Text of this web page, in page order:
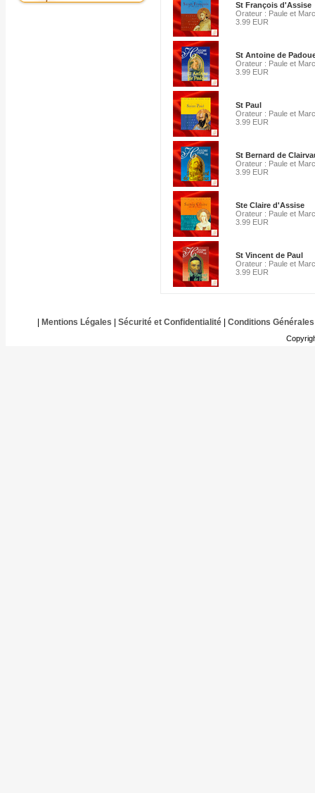
St François d'Assise
Orateur : Paule et
3.99 EUR
St Antoine de
Orateur : Paule et
3.99 EUR
St Paul
Orateur : Paule et
3.99 EUR
St Bernard de
Orateur : Paule et
3.99 EUR
Ste Claire d'Assise
Orateur : Paule et
3.99 EUR
St Vincent de Paul
Orateur : Paule et
3.99 EUR
Mentions Légales Sécurité et Confidentialité| Conditions Générales